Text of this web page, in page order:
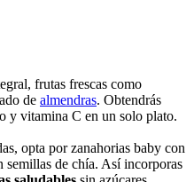
frutas frescas como
de almendras. Obtendrás
y vitamina C en un solo plato.
opta por zanahorias baby con
de chía. Así incorporas